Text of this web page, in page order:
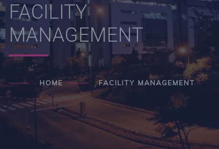
FACILITY
MANAGEMENT
HOME FACILITY MANAGEMENT